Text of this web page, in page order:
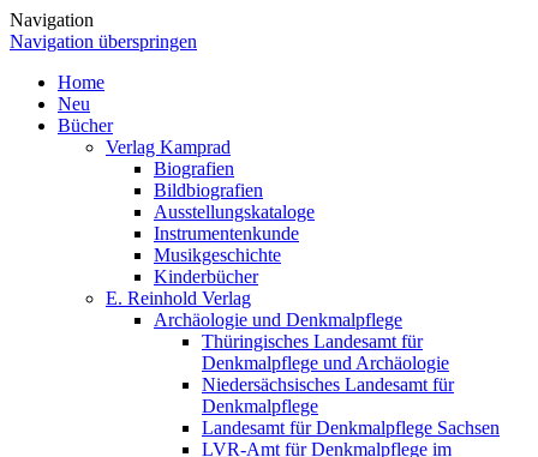
Navigation
Navigation überspringen
Home
Neu
Bücher
Verlag Kamprad
Biografien
Bildbiografien
Ausstellungskataloge
Instrumentenkunde
Musikgeschichte
Kinderbücher
E. Reinhold Verlag
Archäologie und Denkmalpflege
Thüringisches Landesamt für
Denkmalpflege und Archäologie
Niedersächsisches Landesamt für
Denkmalpflege
Landesamt für Denkmalpflege Sachsen
LVR-Amt für Denkmalpflege im